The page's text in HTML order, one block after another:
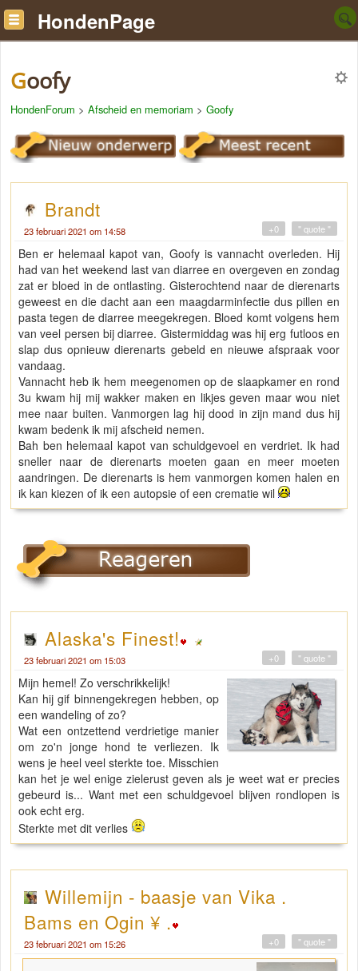
HondenPage
Goofy
HondenForum > Afscheid en memoriam > Goofy
Brandt
23 februari 2021 om 14:58 " quote "
+0
Ben er helemaal kapot van, Goofy is vannacht overleden. Hij
had van het weekend last van diarree en overgeven en zondag
zat er bloed in de ontlasting. Gisterochtend naar de dierenarts
geweest en die dacht aan een maagdarminfectie dus pillen en
pasta tegen de diarree meegekregen. Bloed komt volgens hem
van veel persen bij diarree. Gistermiddag was hij erg futloos en
slap dus opnieuw dierenarts gebeld en nieuwe afspraak voor
vandaag.
Vannacht heb ik hem meegenomen op de slaapkamer en rond
3u kwam hij mij wakker maken en likjes geven maar wou niet
mee naar buiten. Vanmorgen lag hij dood in zijn mand dus hij
kwam bedenk ik mij afscheid nemen.
Bah ben helemaal kapot van schuldgevoel en verdriet. Ik had
sneller naar de dierenarts moeten gaan en meer moeten
aandringen. De dierenarts is hem vanmorgen komen halen en
ik kan kiezen of ik een autopsie of een crematie wil
Alaska's Finest!
23 februari 2021 om 15:03 " quote "
+0
Mijn hemel! Zo verschrikkelijk!
Kan hij gif binnengekregen hebben, op
een wandeling of zo?
Wat een ontzettend verdrietige manier
om zo'n jonge hond te verliezen. Ik
wens je heel veel sterkte toe. Misschien
kan het je wel enige zielerust geven als je weet wat er precies
gebeurd is... Want met een schuldgevoel blijven rondlopen is
ook echt erg.
Sterkte met dit verlies
Willemijn - baasje van Vika .
Bams en Ogin ¥ .
23 februari 2021 om 15:26 " quote "
+0